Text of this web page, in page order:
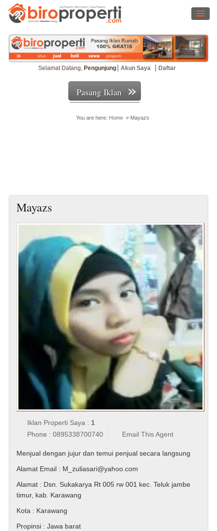
Selamat Datang, Pengunjung Akun Saya Daftar
Pasang Iklan
You are here: Home » Mayazs
Mayazs
Iklan Properti Saya : 1
Phone : 0895338700740
Email This Agent
Menjual dengan jujur dan temui penjual secara langsung
Alamat Email: M_zuliasari@yahoo.com
Alamat: Dsn. Sukakarya Rt 005 rw 001 kec. Teluk jambe
timur, kab. Karawang
Kota : Karawang
Propinsi: Jawa barat